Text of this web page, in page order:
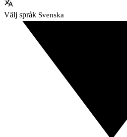
Välj språk Svenska